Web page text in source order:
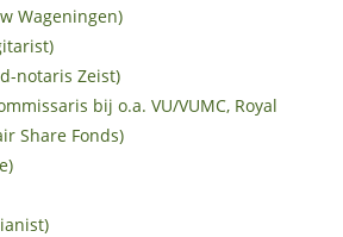
Wageningen)
notaris Zeist)
bij o.a. VU/VUMC, Royal
Share Fonds)